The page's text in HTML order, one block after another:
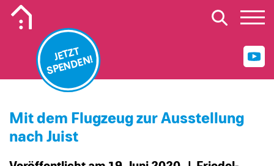
JETZT
SPENDEN!
Mit dem Flugzeug zur Ausstellung
nach Juist
Mobiles Logo Mission Lebenshaus